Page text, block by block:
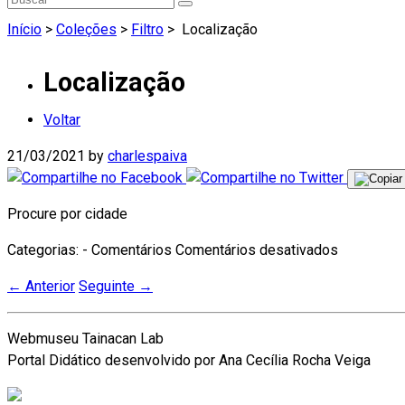
Início > Coleções > Filtro > Localização
Localização
Voltar
21/03/2021 by charlespaiva
Procure por cidade
Categorias: - Comentários Comentários desativados
← Anterior Seguinte →
Webmuseu Tainacan Lab
Portal Didático desenvolvido por Ana Cecília Rocha Veiga